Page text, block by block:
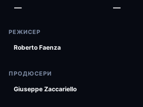
— —
РЕЖИСЕР
Roberto Faenza
ПРОДЮСЕРИ
Giuseppe Zaccariello